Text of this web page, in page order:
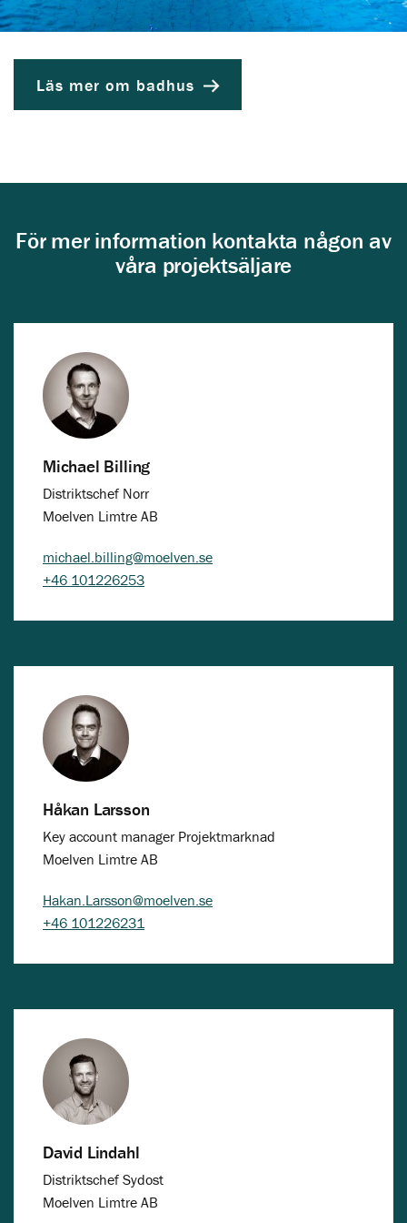
Läs mer om badhus
För mer information kontakta någon av
våra projektsäljare
Michael Billing
Distriktschef Norr
Moelven Limtre AB
michael.billing@moelven.se
+46 101226253
Håkan Larsson
Key account manager Projektmarknad
Moelven Limtre AB
Hakan.Larsson@moelven.se
+46 101226231
David Lindahl
Distriktschef Sydost
Moelven Limtre AB